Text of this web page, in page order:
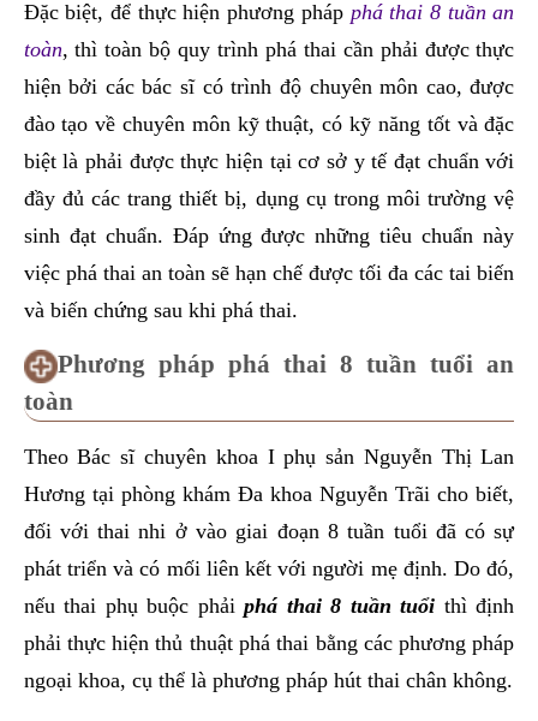
Đặc biệt, để thực hiện phương pháp phá thai 8 tuần an
toàn, thì toàn bộ quy trình phá thai cần phải được thực
hiện bởi các bác sĩ có trình độ chuyên môn cao, được
đào tạo về chuyên môn kỹ thuật, có kỹ năng tốt và đặc
biệt là phải được thực hiện tại cơ sở y tế đạt chuẩn với
đầy đủ các trang thiết bị, dụng cụ trong môi trường vệ
sinh đạt chuẩn. Đáp ứng được những tiêu chuẩn này
việc phá thai an toàn sẽ hạn chế được tối đa các tai biến
và biến chứng sau khi phá thai.
Phương pháp phá thai 8 tuần tuổi an
toàn
Theo Bác sĩ chuyên khoa I phụ sản Nguyễn Thị Lan
Hương tại phòng khám Đa khoa Nguyễn Trãi cho biết,
đối với thai nhi ở vào giai đoạn 8 tuần tuổi đã có sự
phát triển và có mối liên kết với người mẹ định. Do đó,
nếu thai phụ buộc phảiphá thai 8 tuần tuổi thì định
phải thực hiện thủ thuật phá thai bằng các phương pháp
ngoại khoa, cụ thể là phương pháp hút thai chân không.